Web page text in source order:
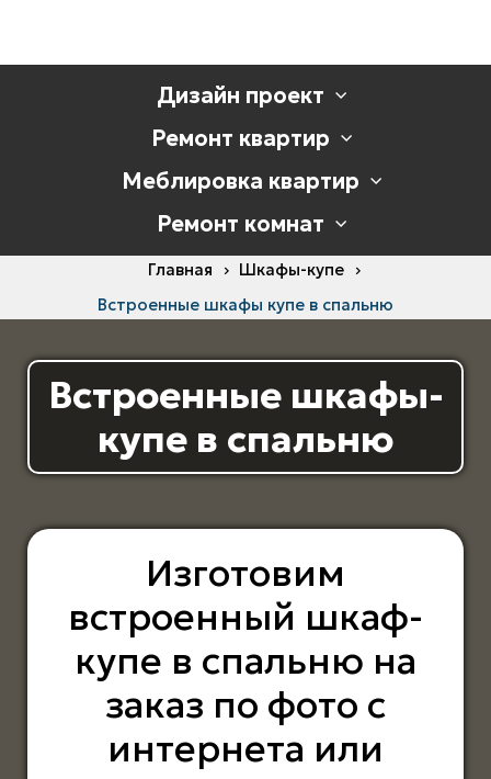
Дизайн проект
Ремонт квартир
Меблировка квартир
Ремонт комнат
Главная
Шкафы-купе
Встроенные шкафы купе в спальню
Встроенные шкафы-
купе в спальню
Изготовим
встроенный шкаф-
купе в спальню на
заказ по фото с
интернета или